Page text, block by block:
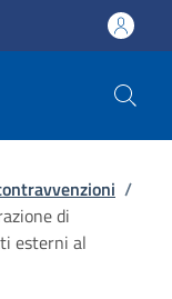
/
di
esterni al